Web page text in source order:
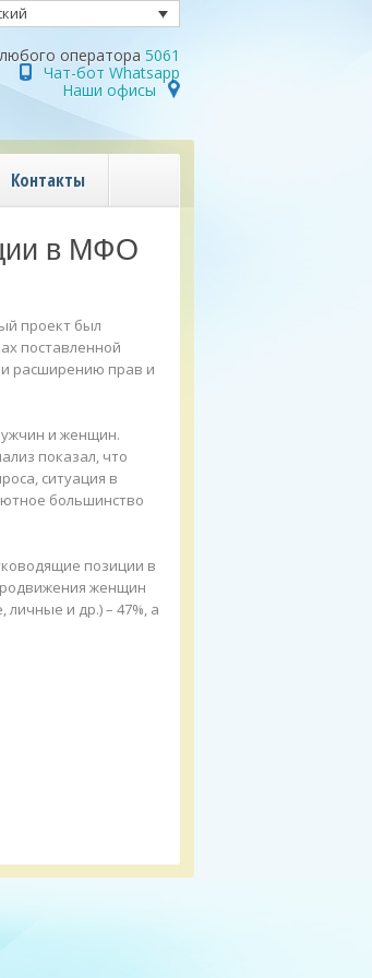
оператора 5061
Чат-бот Whatsapp
Наши офисы
Контакты
в МФО
проект был
поставленной
и расширению прав и
и женщин.
показал, что
ситуация в
большинство
позиции в
женщин
и др.) – 47%, а